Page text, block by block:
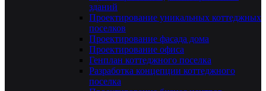
зданий
Проектирование уникальных коттеджных
поселков
Проектирование фасада дома
Проектирование офиса
Генплан коттеджного поселка
Разработка концепции коттеджного
поселка